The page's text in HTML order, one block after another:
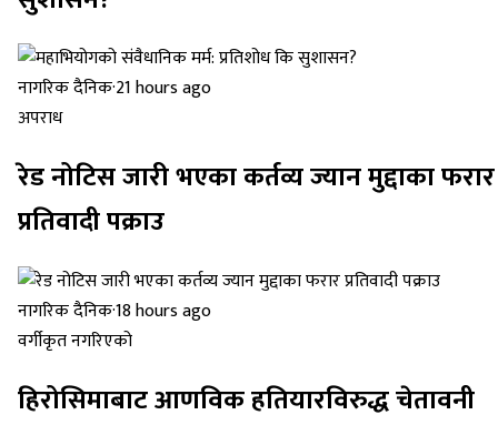
नागरिक दैनिक·21 hours ago
अपराध
रेड नोटिस जारी भएका कर्तव्य ज्यान मुद्दाका फरार
प्रतिवादी पक्राउ
नागरिक दैनिक·18 hours ago
वर्गीकृत नगरिएको
हिरोसिमाबाट आणविक हतियारविरुद्ध चेतावनी